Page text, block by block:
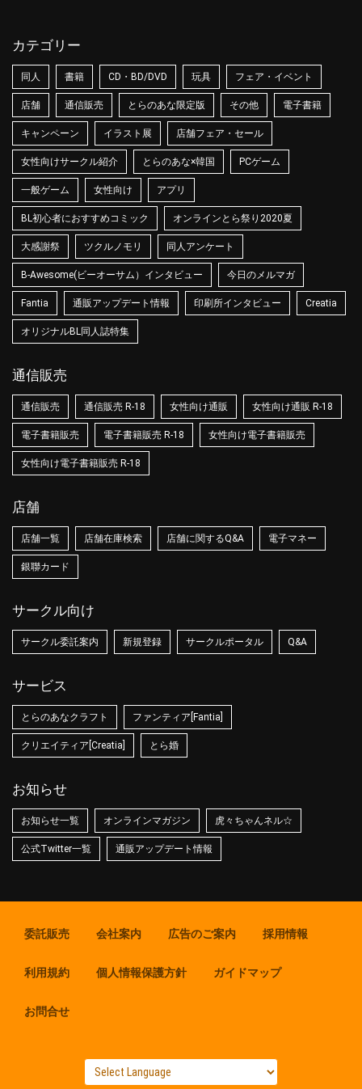
カテゴリー
同人 書籍 CD・BD/DVD 玩具 フェア・イベント
店舗 通信販売 とらのあな限定版 その他 電子書籍
キャンペーン イラスト展 店舗フェア・セール
女性向けサークル紹介 とらのあな×韓国 PCゲーム
一般ゲーム 女性向け アプリ
BL初心者におすすめコミック オンラインとら祭り2020夏
大感謝祭 ツクルノモリ 同人アンケート
B-Awesome(ビーオーサム）インタビュー 今日のメルマガ
Fantia 通販アップデート情報 印刷所インタビュー Creatia
オリジナルBL同人誌特集
通信販売
通信販売 通信販売 R-18 女性向け通販 女性向け通販 R-18
電子書籍販売 電子書籍販売 R-18 女性向け電子書籍販売
女性向け電子書籍販売 R-18
店舗
店舗一覧 店舗在庫検索 店舗に関するQ&A 電子マネー
銀聯カード
サークル向け
サークル委託案内 新規登録 サークルポータル Q&A
サービス
とらのあなクラフト ファンティア[Fantia]
クリエイティア[Creatia] とら婚
お知らせ
お知らせ一覧 オンラインマガジン 虎々ちゃんネル☆
公式Twitter一覧 通販アップデート情報
委託販売 会社案内 広告のご案内 採用情報
利用規約 個人情報保護方針 ガイドマップ
お問合せ